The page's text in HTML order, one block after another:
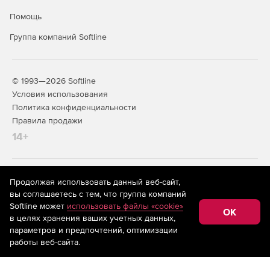
Помощь
Группа компаний Softline
© 1993—2026 Softline
Условия использования
Политика конфиденциальности
Правила продажи
14+
На информационном ресурсе store.softline.ru применяются
рекомендательные технологии
(информационные технологии
предоставления информации на основе сбора,
систематизации и анализа сведений, относящихся к
предпочтениям пользователей сети «Интернет»,
находящихся на территории Российской Федерации)
Продолжая использовать данный веб-сайт,
вы соглашаетесь с тем, что группа компаний
Softline может использовать файлы «cookie»
в целях хранения ваших учетных данных,
параметров и предпочтений, оптимизации
работы веб-сайта.
OK